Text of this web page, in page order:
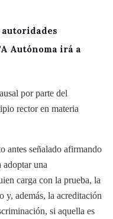
autoridades
Autónoma irá a
por parte del
rector en materia
antes señalado afirmando
adoptar una
carga con la prueba, la
y, además, la acreditación
si aquella es